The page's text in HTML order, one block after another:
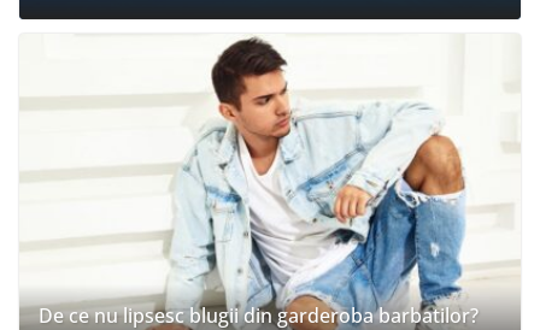
De ce nu lipsesc blugii din garderoba barbatilor?